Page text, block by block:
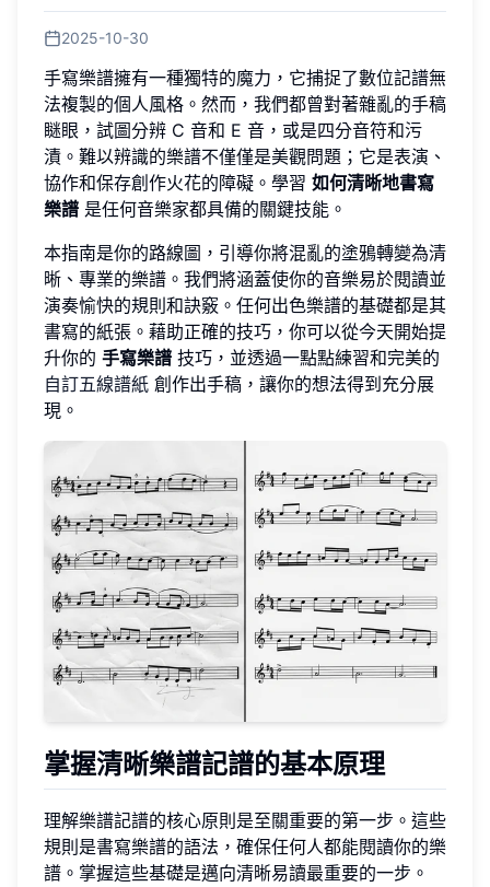
2025-10-30
手寫樂譜擁有一種獨特的魔力，它捕捉了數位記譜無
法複製的個人風格。然而，我們都曾對著雜亂的手稿
瞇眼，試圖分辨 C 音和 E 音，或是四分音符和污
漬。難以辨識的樂譜不僅僅是美觀問題；它是表演、
協作和保存創作火花的障礙。學習 如何清晰地書寫
樂譜 是任何音樂家都具備的關鍵技能。
本指南是你的路線圖，引導你將混亂的塗鴉轉變為清
晰、專業的樂譜。我們將涵蓋使你的音樂易於閱讀並
演奏愉快的規則和訣竅。任何出色樂譜的基礎都是其
書寫的紙張。藉助正確的技巧，你可以從今天開始提
升你的 手寫樂譜 技巧，並透過一點點練習和完美的
自訂五線譜紙 創作出手稿，讓你的想法得到充分展
現。
掌握清晰樂譜記譜的基本原理
理解樂譜記譜的核心原則是至關重要的第一步。這些
規則是書寫樂譜的語法，確保任何人都能閱讀你的樂
譜。掌握這些基礎是邁向清晰易讀最重要的一步。